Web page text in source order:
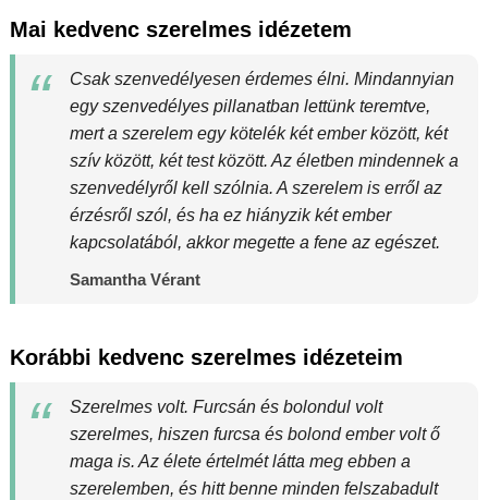
Mai kedvenc szerelmes idézetem
Csak szenvedélyesen érdemes élni. Mindannyian
egy szenvedélyes pillanatban lettünk teremtve,
mert a szerelem egy kötelék két ember között, két
szív között, két test között. Az életben mindennek a
szenvedélyről kell szólnia. A szerelem is erről az
érzésről szól, és ha ez hiányzik két ember
kapcsolatából, akkor megette a fene az egészet.
Samantha Vérant
Korábbi kedvenc szerelmes idézeteim
Szerelmes volt. Furcsán és bolondul volt
szerelmes, hiszen furcsa és bolond ember volt ő
maga is. Az élete értelmét látta meg ebben a
szerelemben, és hitt benne minden felszabadult